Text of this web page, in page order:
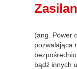
(ang. Power
pozwalająca
bądź innych